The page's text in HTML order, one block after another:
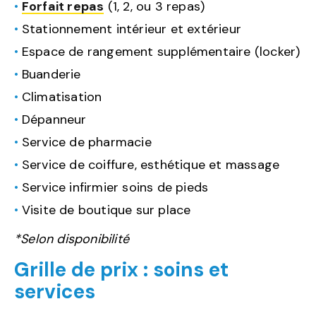
Forfait repas (1, 2, ou 3 repas)
Stationnement intérieur et extérieur
Espace de rangement supplémentaire (locker)
Buanderie
Climatisation
Dépanneur
Service de pharmacie
Service de coiffure, esthétique et massage
Service infirmier soins de pieds
Visite de boutique sur place
*Selon disponibilité
Grille de prix : soins et
services